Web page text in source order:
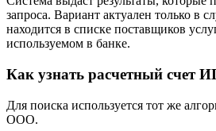
Войдите личный кабинет.
Перейдите на вкладку
инструментов.
В специальной поисковой
запроса. Вариант актуален только в
находится в списке поставщиков